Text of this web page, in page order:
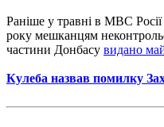
Раніше у травні в МВС
року мешканцям
частини Донбасу видано
Кулеба назвав помилку